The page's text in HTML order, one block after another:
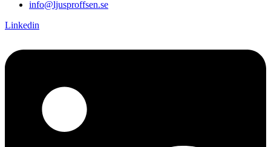
info@ljusproffsen.se
Linkedin